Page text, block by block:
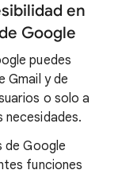
en
Google
puedes
Gmail y de
o solo a
necesidades.
de Google
funciones